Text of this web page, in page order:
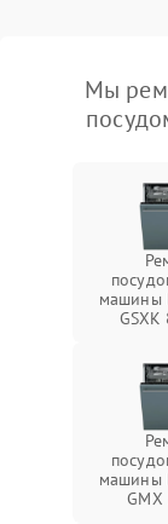
Мы
машины
машины